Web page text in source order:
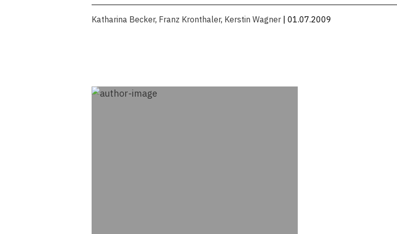
Katharina Becker, Franz Kronthaler, Kerstin Wagner | 01.07.2009